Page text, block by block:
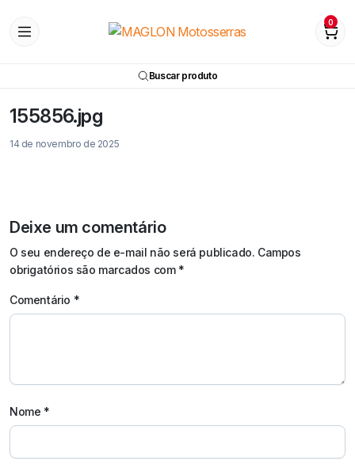
0
Buscar produto
155856.jpg
14 de novembro de 2025
Deixe um comentário
O seu endereço de e-mail não será publicado. Campos
obrigatórios são marcados com *
Comentário *
Nome *